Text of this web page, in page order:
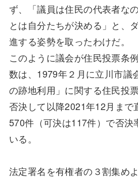
ず、「議員は住民の代表者な
とは自分たちが決める」と、
進する姿勢を取ったわけだ。
このように議会が住民投票条
数は、1979年２月に立川市議
の跡地利用」に関する住民投
否決して以降2021年12月まで
570件（可決は117件）で否決
いる。
法定署名を有権者の３割集め